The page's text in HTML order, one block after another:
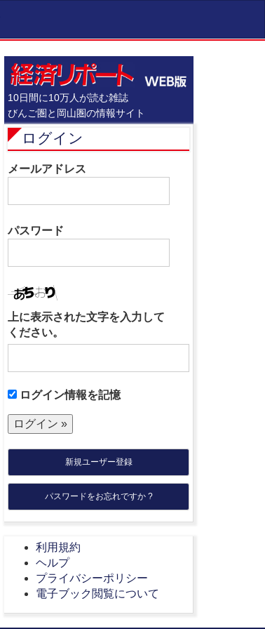
10日間に10万人が読む雑誌
びんご圏と岡山圏の情報サイト
ログイン
メールアドレス
パスワード
上に表示された文字を入力して
ください。
ログイン情報を記憶
新規ユーザー登録
パスワードをお忘れですか ?
利用規約
ヘルプ
プライバシーポリシー
電子ブック閲覧について